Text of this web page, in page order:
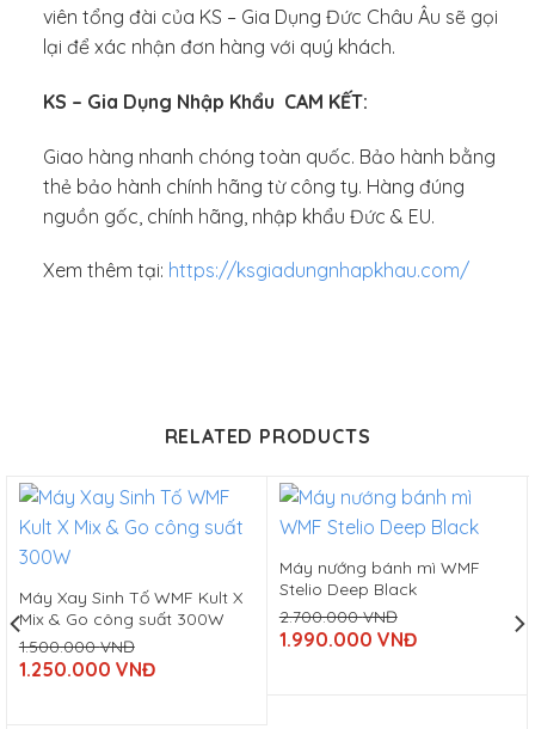
viên tổng đài của KS – Gia Dụng Đức Châu Âu sẽ gọi
lại để xác nhận đơn hàng với quý khách.
KS – Gia Dụng Nhập Khẩu CAM KẾT:
Giao hàng nhanh chóng toàn quốc. Bảo hành bằng
thẻ bảo hành chính hãng từ công ty. Hàng đúng
nguồn gốc, chính hãng, nhập khẩu Đức & EU.
Xem thêm tại: https://ksgiadungnhapkhau.com/
RELATED PRODUCTS
Máy Xay Sinh Tố WMF Kult X
Mix & Go công suất 300W
1.500.000VNĐ
Original
price
1.250.000 VNĐ
Máy nướng bánh mì WMF
Stelio Deep Black
2.700.000VNĐ
Original
price
1.990.000 VNĐ